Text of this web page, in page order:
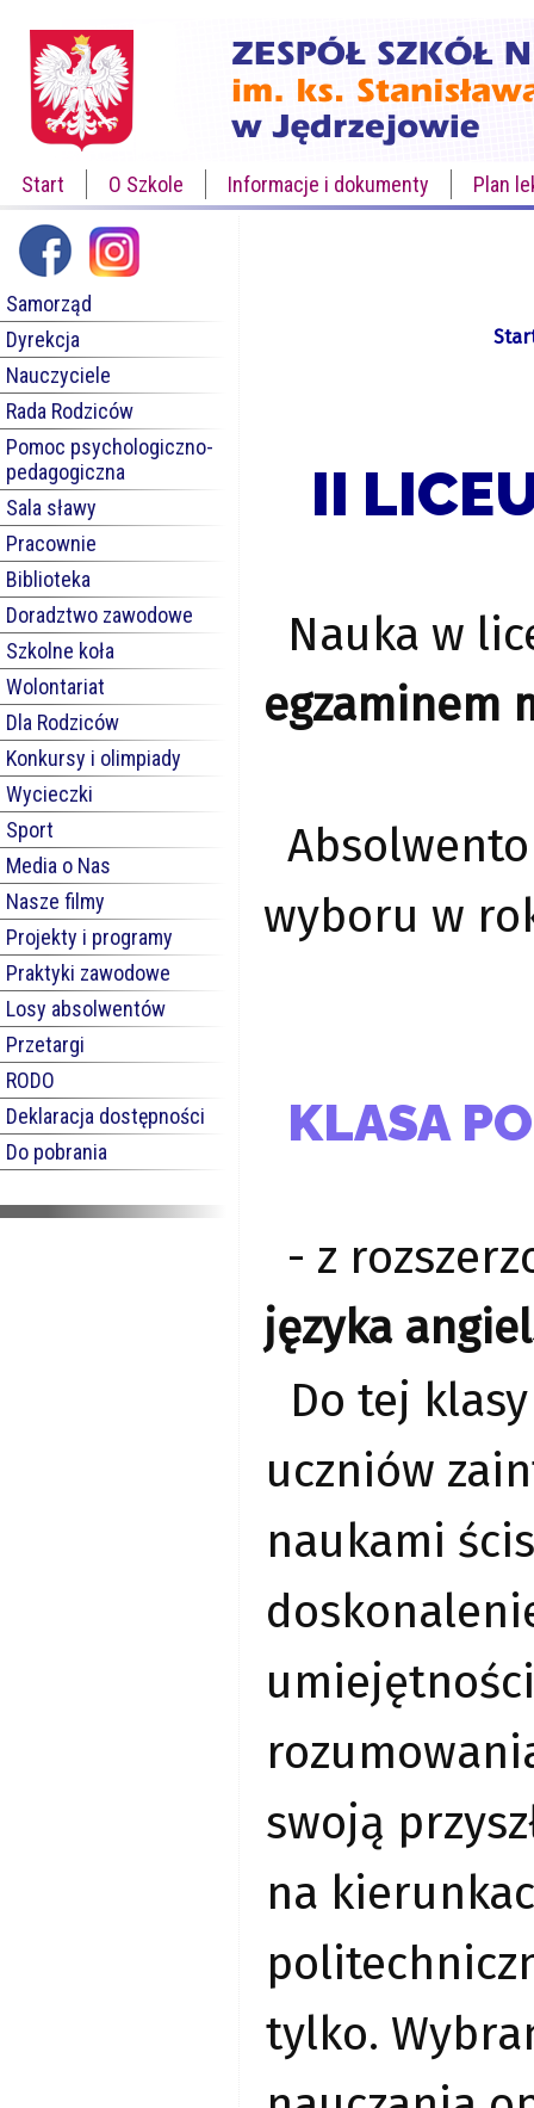
Start O Szkole Informacje i dokumenty Plan
Samorząd
Dyrekcja
Nauczyciele
Rada Rodziców
Pomoc psychologiczno-
pedagogiczna
Sala sławy
Pracownie
Biblioteka
Doradztwo zawodowe
Szkolne koła
Wolontariat
Dla Rodziców
Konkursy i olimpiady
Wycieczki
Sport
Media o Nas
Nasze filmy
Projekty i programy
Praktyki zawodowe
Losy absolwentów
Przetargi
RODO
Deklaracja dostępności
Do pobrania
II
Nauka w
egzaminem
wyboru w
KLASA
- z
języka
Do tej
uczniów
naukami
swoją
na
tylko.